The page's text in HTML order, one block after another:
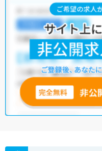
石狩郡当別町の理学療法士求人
土日祝休・積極採用中・
祉施設
他の条件でも人気の求人がござ
いただくか、お気軽にお問い合
全国の理学療法士求人から検索
無料転職支援サービス
にお申
グした上で求人をご提案いたし
ご希望条件がまだ定まっていな
い。